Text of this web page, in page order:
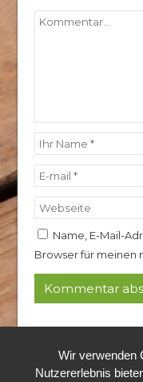
Name, E-Mail-
Browser für meinen
Alle
Wir verwenden
Nutzererlebnis